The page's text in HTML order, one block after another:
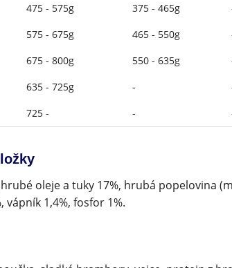
475 - 575g 375 - 465g
575 - 675g 465 - 550g
675 - 800g 550 - 635g
635 - 725g -
725 - -
oleje a tuky 17%, hrubá popelovina
vápník 1,4%, fosfor 1%.